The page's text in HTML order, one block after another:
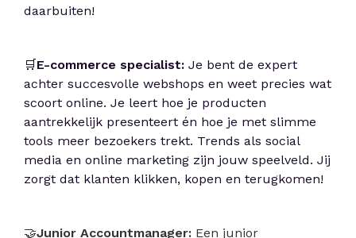
daarbuiten!
🛒E-commerce specialist: Je bent de expert
achter succesvolle webshops en weet precies wat
scoort online. Je leert hoe je producten
aantrekkelijk presenteert én hoe je met slimme
tools meer bezoekers trekt. Trends als social
media en online marketing zijn jouw speelveld. Jij
zorgt dat klanten klikken, kopen en terugkomen!
🤝Junior Accountmanager: Een junior